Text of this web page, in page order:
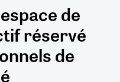
de
réservé
de